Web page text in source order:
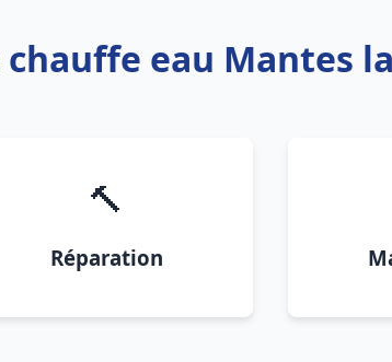
eau Mantes
🔨
Réparation